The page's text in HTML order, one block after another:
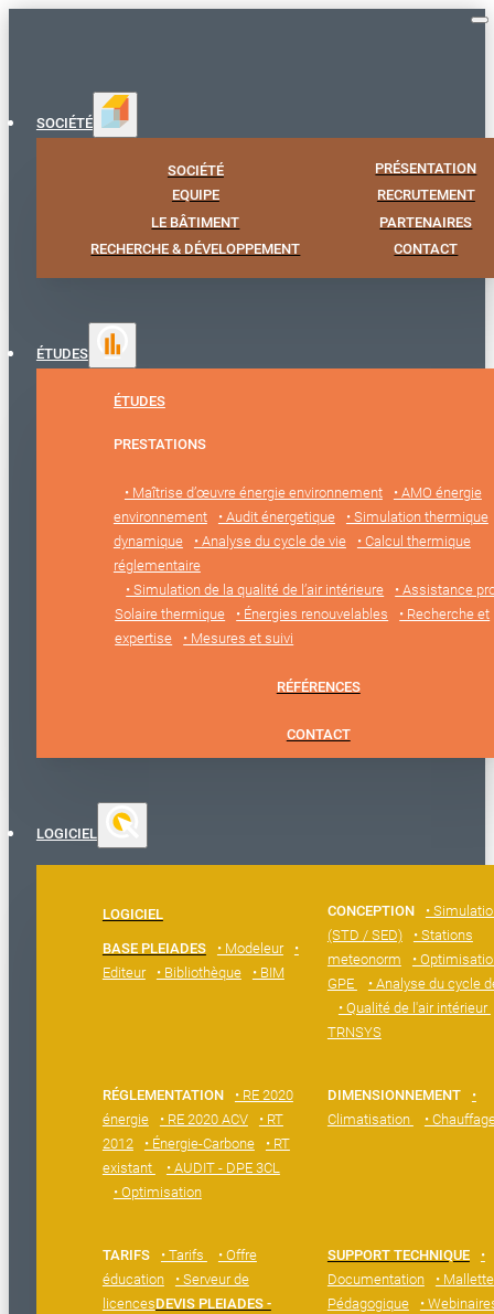
SOCIÉTÉ
SOCIÉTÉ
PRÉSENTATION
EQUIPE
RECRUTEMENT
LE BÂTIMENT
PARTENAIRES
RECHERCHE & DÉVELOPPEMENT
CONTACT
ÉTUDES
ÉTUDES
PRESTATIONS
• Maîtrise d’œuvre énergie environnement
• AMO énergie
environnement
• Audit énergetique
• Simulation thermique
dynamique
• Analyse du cycle de vie
• Calcul thermique
réglementaire
• Simulation de la qualité de l’air intérieure
• Assistance
Solaire thermique
• Énergies renouvelables
• Recherche et
expertise
• Mesures et suivi
RÉFÉRENCES
CONTACT
LOGICIEL
LOGICIEL
BASE PLEIADES • Modeleur
•
Editeur
• Bibliothèque • BIM
CONCEPTION
•
(STD / SED)
• Stations
meteonorm
•
GPE
• Analyse du cycle
• Qualité de l'air intérieur
TRNSYS
RÉGLEMENTATION
• RE 2020
énergie
• RE 2020 ACV
• RT
2012
• Énergie-Carbone
• RT
existant
• AUDIT - DPE 3CL
• Optimisation
DIMENSIONNEMENT
•
Climatisation
•
TARIFS • Tarifs
• Offre
éducation
• Serveur de
licencesDEVIS PLEIADES -
SUPPORT TECHNIQUE
•
Documentation
• Mallette
Pédagogique
•